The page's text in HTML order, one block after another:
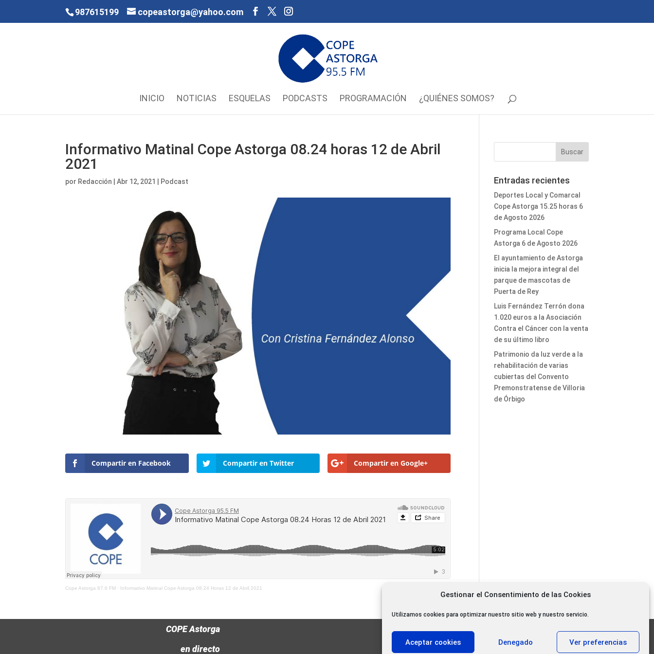
Gestionar el Consentimiento de las Cookies
Utilizamos cookies para optimizar nuestro sitio web y nuestro servicio.
Aceptar cookies Denegado Ver preferencias
987615199 copeastorga@yahoo.com
INICIO NOTICIAS ESQUELAS PODCASTS PROGRAMACIÓN ¿QUIÉNES SOMOS?
Informativo Matinal Cope Astorga 08.24 horas 12 de Abril
2021
por Redacción |Abr 12, 2021 Podcast
Compartir en Facebook Compartir en Twitter Compartir en Google+
Cope Astorga 87.6 FM · Informativo Matinal Cope Astorga 08.24 Horas 12 de Abril 2021
Entradas recientes
Deportes Local y Comarcal
Cope Astorga 15.25 horas 6
de Agosto 2026
Programa Local Cope
Astorga 6 de Agosto 2026
El ayuntamiento de Astorga
inicia la mejora integral del
parque de mascotas de
Puerta de Rey
Luis Fernández Terrón dona
1.020 euros a la Asociación
Contra el Cáncer con la venta
de su último libro
Patrimonio da luz verde a la
rehabilitación de varias
cubiertas del Convento
Premonstratense de Villoria
de Órbigo
COPE Astorga
en directo
11.000 oyentes diarios
11.000 Gracias